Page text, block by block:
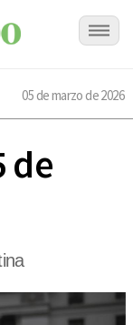
05 de marzo de 2026
de